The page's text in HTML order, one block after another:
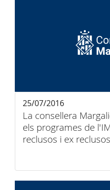
La consellera
els programes de
reclusos i ex reclusos
25/07/2016